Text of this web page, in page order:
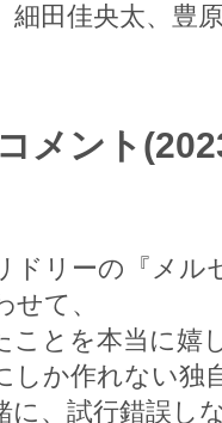
細田佳央太、豊
メント
ドリーの『メル
せて、
ことを本当に嬉
しか作れない独
に、試行錯誤し